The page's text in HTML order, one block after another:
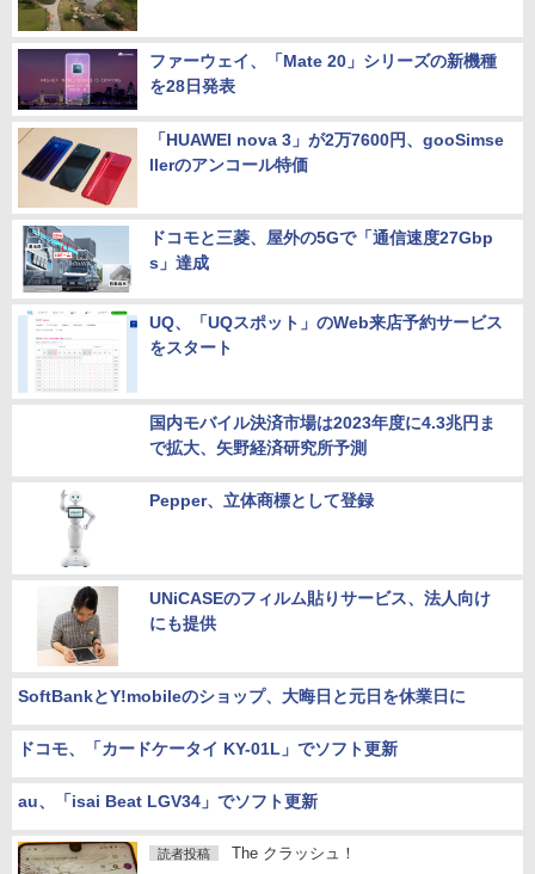
ファーウェイ、「Mate 20」シリーズの新機種
を28日発表
「HUAWEI nova 3」が2万7600円、gooSimse
llerのアンコール特価
ドコモと三菱、屋外の5Gで「通信速度27Gbp
s」達成
UQ、「UQスポット」のWeb来店予約サービス
をスタート
国内モバイル決済市場は2023年度に4.3兆円ま
で拡大、矢野経済研究所予測
Pepper、立体商標として登録
UNiCASEのフィルム貼りサービス、法人向け
にも提供
SoftBankとY!mobileのショップ、大晦日と元日を休業日に
ドコモ、「カードケータイ KY-01L」でソフト更新
au、「isai Beat LGV34」でソフト更新
読者投稿 The クラッシュ！